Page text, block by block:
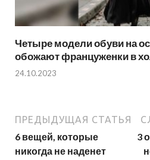
Четыре модели обуви на
обожают француженки в
24.10.2023
ПРЕДЫДУЩАЯ СТАТЬЯ
6 вещей, которые
никогда не наденет
3